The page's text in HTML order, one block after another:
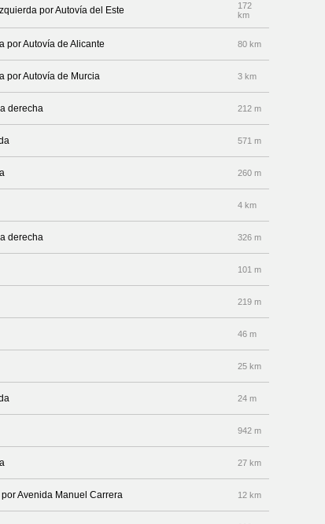
por Autovía del Este
172
km
por Autovía de Alicante 80 km
por Autovía de Murcia 3 km
derecha 212 m
571 m
260 m
4 km
derecha 326 m
101 m
219 m
46 m
25 km
24 m
942 m
27 km
Avenida Manuel Carrera 12 km